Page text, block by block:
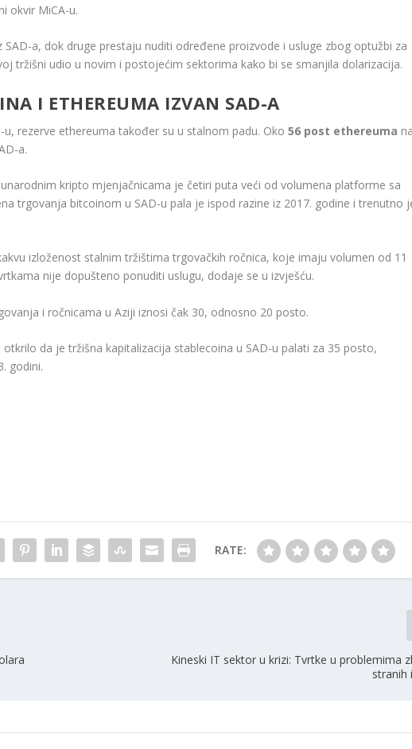
okvir MiCA-u.
a, dok druge prestaju nuditi određene proizvode i usluge zbog optužbi za
tržišni udio u novim i postojećim sektorima kako bi se smanjila dolarizacija.
I ETHEREUMA IZVAN SAD-A
u, rezerve ethereuma također su u stalnom padu. Oko56 post ethereuma
a.
kripto mjenjačnicama je četiri puta veći od volumena platforme sa
trgovanja bitcoinom u SAD-u pala je ispod razine iz 2017. godine i trenutno
izloženost stalnim tržištima trgovačkih ročnica, koje imaju volumen od 11
nije dopušteno ponuditi uslugu, dodaje se u izvješću.
i ročnicama u Aziji iznosi čak 30, odnosno 20 posto.
da je tržišna kapitalizacija stablecoina u SAD-u palati za 35 posto,
godini.
RATE:
Kineski IT sektor u krizi: Tvrtke u problemima
stranih